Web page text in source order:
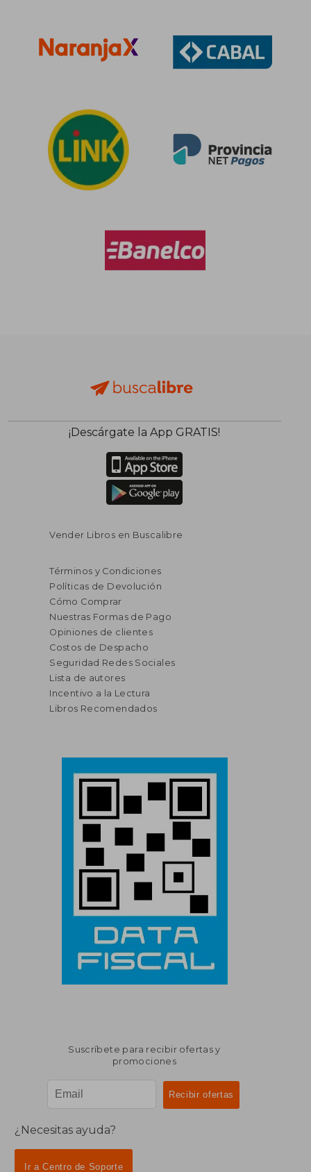
$ 52.847
¡Descárgate la App GRATIS!
Vender Libros en Buscalibre
Términos y Condiciones
Políticas de Devolución
Cómo Comprar
Nuestras Formas de Pago
Opiniones de clientes
Costos de Despacho
Seguridad Redes Sociales
Lista de autores
Incentivo a la Lectura
Libros Recomendados
Suscríbete para recibir ofertas y
promociones
¿Necesitas ayuda?
Ir a Centro de Soporte